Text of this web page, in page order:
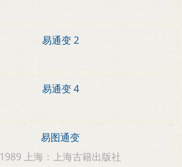
易通变 2
易通变 4
易图通变
1989 上海：上海古籍出版社